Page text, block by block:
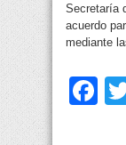
Secretaría
acuerdo
mediante